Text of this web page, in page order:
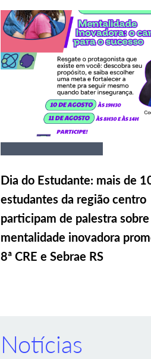
Dia do Estudante: mais de
estudantes da região centro
participam de palestra sobre
mentalidade inovadora
8ª CRE e Sebrae RS
Notícias